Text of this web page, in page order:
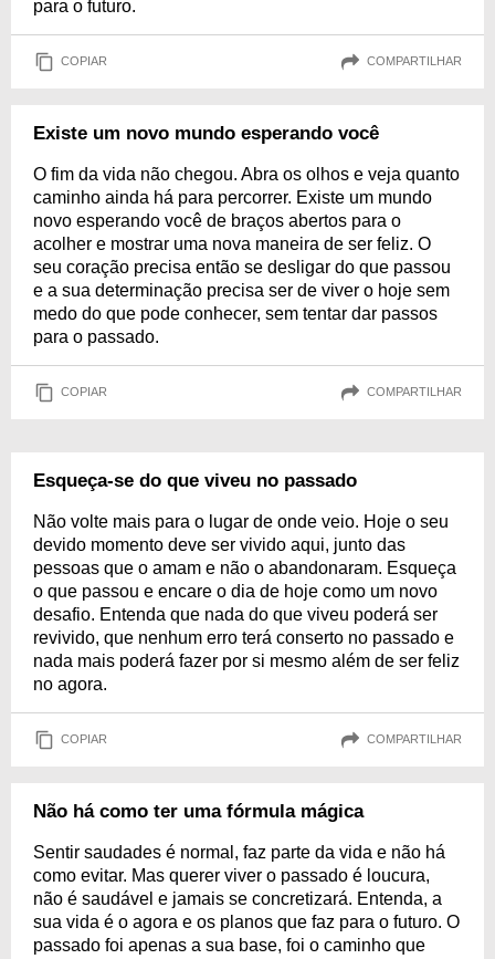
para o futuro.
COPIAR COMPARTILHAR
Existe um novo mundo esperando você
O fim da vida não chegou. Abra os olhos e veja quanto
caminho ainda há para percorrer. Existe um mundo
novo esperando você de braços abertos para o
acolher e mostrar uma nova maneira de ser feliz. O
seu coração precisa então se desligar do que passou
e a sua determinação precisa ser de viver o hoje sem
medo do que pode conhecer, sem tentar dar passos
para o passado.
COPIAR COMPARTILHAR
Esqueça-se do que viveu no passado
Não volte mais para o lugar de onde veio. Hoje o seu
devido momento deve ser vivido aqui, junto das
pessoas que o amam e não o abandonaram. Esqueça
o que passou e encare o dia de hoje como um novo
desafio. Entenda que nada do que viveu poderá ser
revivido, que nenhum erro terá conserto no passado e
nada mais poderá fazer por si mesmo além de ser feliz
no agora.
COPIAR COMPARTILHAR
Não há como ter uma fórmula mágica
Sentir saudades é normal, faz parte da vida e não há
como evitar. Mas querer viver o passado é loucura,
não é saudável e jamais se concretizará. Entenda, a
sua vida é o agora e os planos que faz para o futuro. O
passado foi apenas a sua base, foi o caminho que